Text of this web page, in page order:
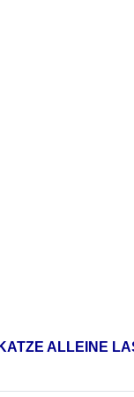
ALLEINE